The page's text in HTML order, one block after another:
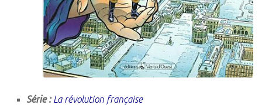
Série : La révolution française